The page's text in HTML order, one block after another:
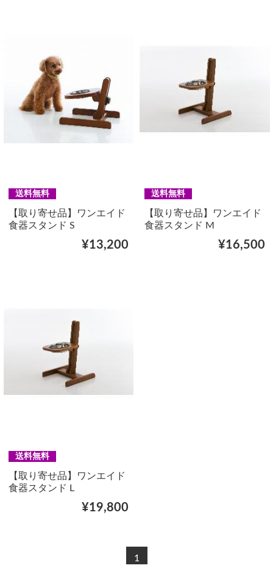
送料無料
【取り寄せ品】ワンエイド
食器スタンド S
¥13,200
送料無料
【取り寄せ品】ワンエイド
食器スタンド M
¥16,500
送料無料
【取り寄せ品】ワンエイド
食器スタンド L
¥19,800
1